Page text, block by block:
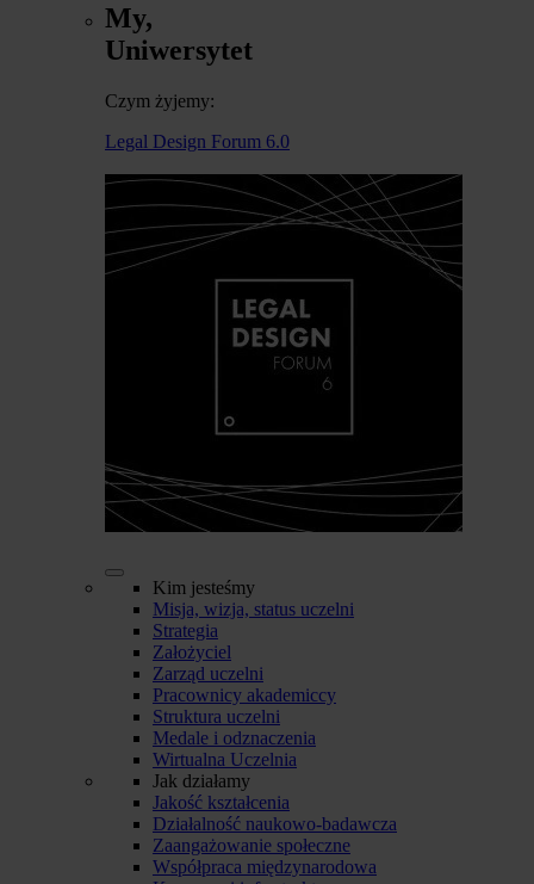
My,
Uniwersytet
Czym żyjemy:
Legal Design Forum 6.0
Kim jesteśmy
Misja, wizja, status uczelni
Strategia
Założyciel
Zarząd uczelni
Pracownicy akademiccy
Struktura uczelni
Medale i odznaczenia
Wirtualna Uczelnia
Jak działamy
Jakość kształcenia
Działalność naukowo-badawcza
Zaangażowanie społeczne
Współpraca międzynarodowa